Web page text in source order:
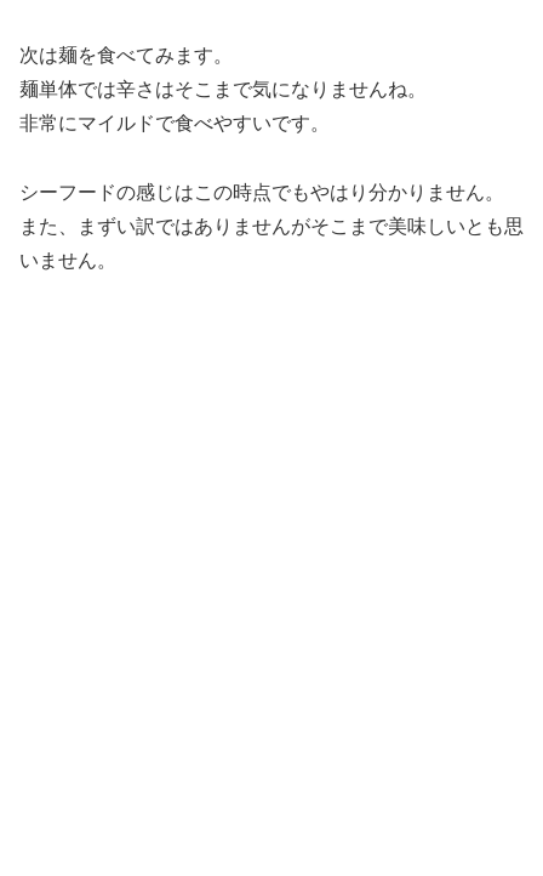
次は麺を食べてみます。
麺単体では辛さはそこまで気になりませんね。
非常にマイルドで食べやすいです。
シーフードの感じはこの時点でもやはり分かりません。
また、まずい訳ではありませんがそこまで美味しいとも思
いません。